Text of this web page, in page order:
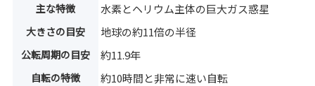
主な特徴 水素とヘリウム主体の巨大ガス惑星
大きさの目安 地球の約11倍の半径
公転周期の目安 約11.9年
自転の特徴 約10時間と非常に速い自転